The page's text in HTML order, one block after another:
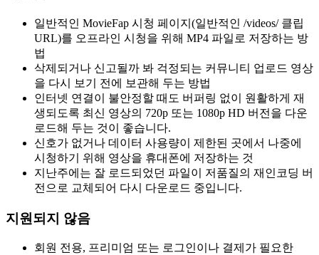
일반적인 MovieFap 시청 페이지(일반적인 /videos/ 클립
URL)를 오프라인 시청을 위해 MP4 파일로 저장하는 방
법
삭제되거나 신고될까 봐 걱정되는 커뮤니티 업로드 영상
을 다시 보기 전에 보관해 두는 방법
인터넷 연결이 불안정할 때도 버퍼링 없이 원활하게 재
생되도록 최신 영상의 720p 또는 1080p HD 버전을 다운
로드해 두는 것이 좋습니다.
신호가 없거나 데이터 사용량이 제한된 곳에서 나중에
시청하기 위해 영상을 휴대폰에 저장하는 것
지난주에는 잘 로드되었던 파일이 저품질의 재인코딩 버
전으로 교체되어 다시 다운로드 중입니다.
지원되지 않음
회원 전용, 프리미엄 또는 로그인이나 결제가 필요한